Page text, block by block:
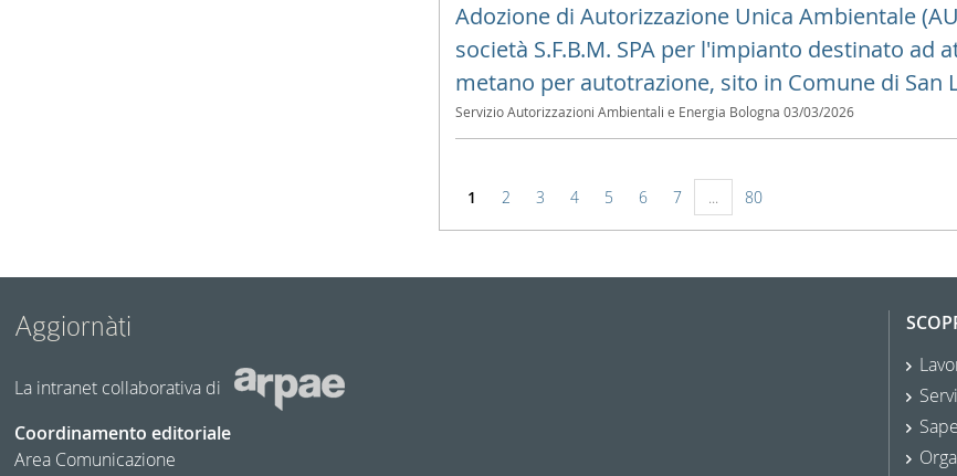
Adozione di Autorizzazione Unica Ambientale
società S.F.B.M. SPA per l'impianto destinato
metano per autotrazione, sito in Comune di San
Servizio Autorizzazioni Ambientali e Energia Bologna 03/03/2026
1 2 3 4 5 6 7 ... 80
Aggiornàti
La intranet collaborativa di
Coordinamento editoriale
Area Comunicazione